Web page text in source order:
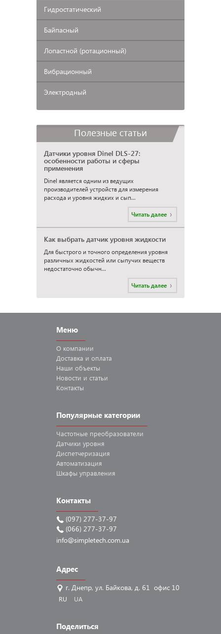
Гидростатический
Байпасный
Лопастной (ротационный)
Вибрационный
Электродный
Полезные статьи
Датчики уровня Dinel DLS-27:
особенности работы и сферы
применения
Dinel является одним из ведущих
производителей устройств для измерения
расхода и уровня жидких и сып...
Читать далее
Как выбрать датчик уровня жидкости
Для быстрого и точного определения уровня
различных жидкостей или сыпучих веществ
недостаточно обычн...
Читать далее
Меню
О компании
Доставка и оплата
Наши объекты
Новости и статьи
Контакты
Популярные категории
Частотные преобразователи
Датчики уровня
Диспетчеризация
Автоматизация
Шкафы управления
Контакты
(097) 277-37-97
(066) 277-37-97
info@simpletech.com.ua
Адрес
г. Днепр, ул. Байкова, д. 61 офис 10
RU UA
Поделиться